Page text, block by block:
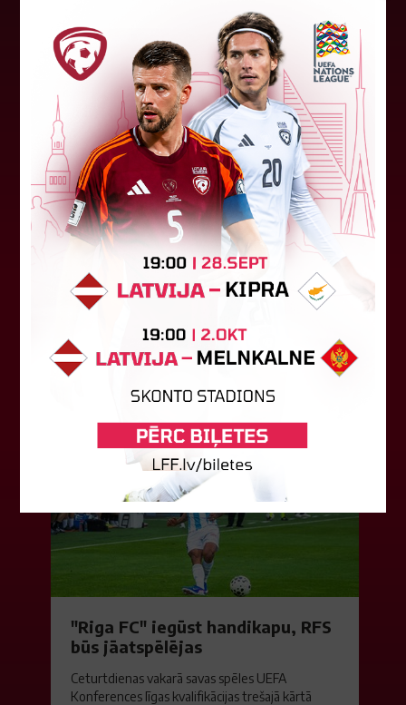
LFF DK 6. augusta lēmumi
LFF Disciplinārlietu komitejas sēdes protokols
Nr. DK 26/-38 Rīgā, 2026. gada 6. augustā.
Piedalās:Komitejas locekļi: Jevgenija
07. augusts 2026.
"Riga FC" iegūst handikapu, RFS
būs jāatspēlējas
Ceturtdienas vakarā savas spēles UEFA
Konferences līgas kvalifikācijas trešajā kārtā